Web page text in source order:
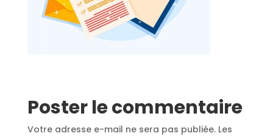
Poster le commentaire
Votre adresse e-mail ne sera pas publiée. Les